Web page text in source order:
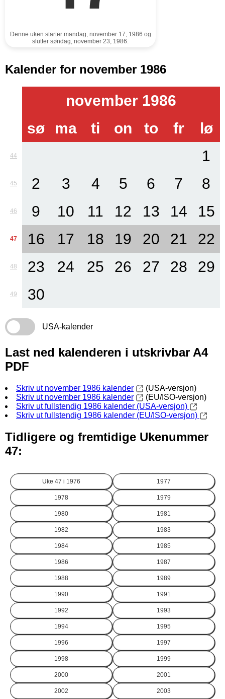
Denne uken starter mandag, november 17, 1986 og
slutter søndag, november 23, 1986.
Kalender for november 1986
november 1986
sø
ma ti on to fr lø
44 1
45 2 3 4 5 6 7 8
46 9 10 11 12 13 14 15
47 16 17 18 19 20 21 22
48 23 24 25 26 27 28 29
49 30
USA-kalender
Last ned kalenderen i utskrivbar A4
PDF
Skriv ut november 1986 kalender
(USA-versjon)
Skriv ut november 1986 kalender
(EU/ISO-versjon)
Skriv ut fullstendig 1986 kalender (USA-versjon)
Skriv ut fullstendig 1986 kalender (EU/ISO-versjon)
Tidligere og fremtidige Ukenummer
47:
Uke 47 i 1976 1977
1978 1979
1980 1981
1982 1983
1984 1985
1986 1987
1988 1989
1990 1991
1992 1993
1994 1995
1996 1997
1998 1999
2000 2001
2002 2003